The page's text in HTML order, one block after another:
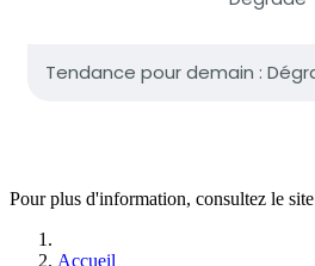
Pour plus d'information, consultez le site
Accueil